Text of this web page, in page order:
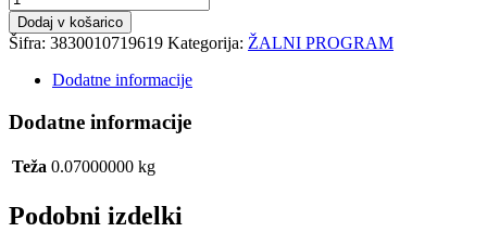
Dodaj v košarico
Šifra: 3830010719619 Kategorija: ŽALNI PROGRAM
Dodatne informacije
Dodatne informacije
Teža 0.07000000 kg
Podobni izdelki